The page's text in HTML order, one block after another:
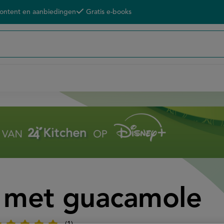
en aanbiedingen Gratis e-books
guacamole